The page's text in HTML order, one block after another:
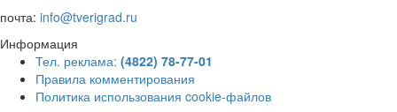
почта: info@tverigrad.ru
Информация
Тел. реклама: (4822) 78-77-01
Правила комментирования
Политика использования cookie-файлов